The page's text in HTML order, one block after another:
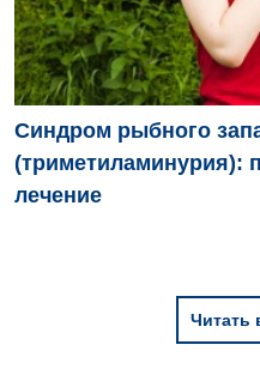
Детская урология
Детская хирургия
Детская эндокринология
Педиатрия
Синдром рыбного
(триметиламинурия):
лечение
Читать